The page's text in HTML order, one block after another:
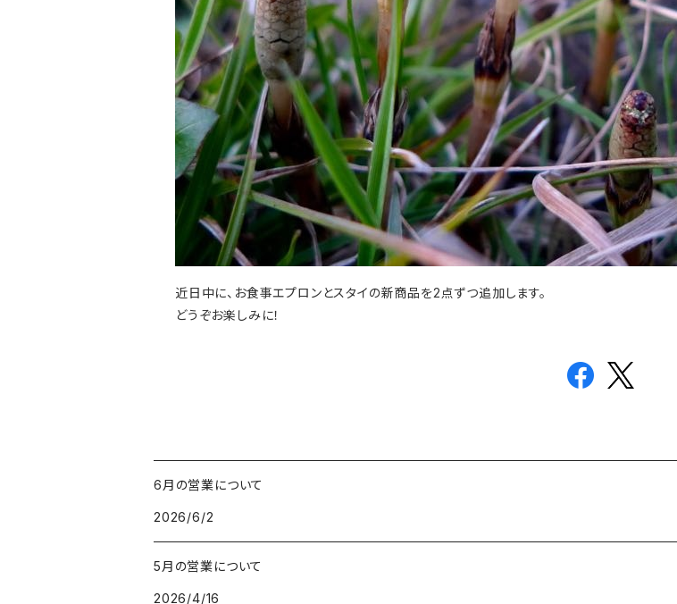
近日中に、お食事エプロンとスタイの新商品を2点ずつ追加します。
どうぞお楽しみに！
6月の営業について
2026/6/2
5月の営業について
2026/4/16